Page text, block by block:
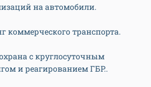
на автомобили.
коммерческого транспорта.
с круглосуточным
и реагированием ГБР..